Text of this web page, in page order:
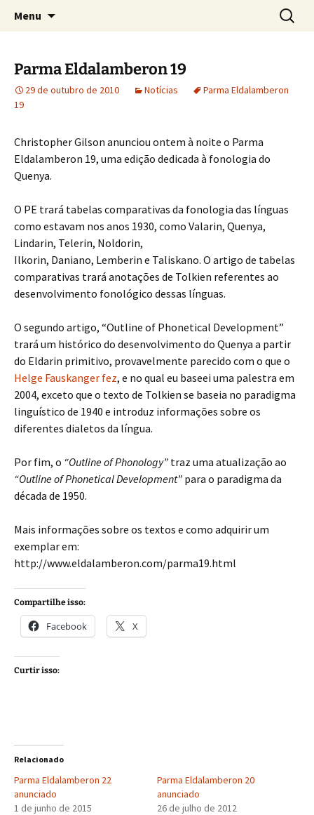
Tolkien e o Élfico
Sobre as línguas d'O Senhor dos Anéis
Menu
por:
Parma Eldalamberon 19
29 de outubro de 2010 Notícias
Parma Eldalamberon
19
Christopher Gilson anunciou ontem à noite o Parma
Eldalamberon 19, uma edição dedicada à fonologia do
Quenya.
O PE trará tabelas comparativas da fonologia das línguas
como estavam nos anos 1930, como Valarin, Quenya,
Lindarin, Telerin, Noldorin,
Ilkorin, Daniano, Lemberin e Taliskano. O artigo de tabelas
comparativas trará anotações de Tolkien referentes ao
desenvolvimento fonológico dessas línguas.
O segundo artigo, “Outline of Phonetical Development”
trará um histórico do desenvolvimento do Quenya a partir
do Eldarin primitivo, provavelmente parecido com o que o
Helge Fauskanger fez, e no qual eu baseei uma palestra em
2004, exceto que o texto de Tolkien se baseia no paradigma
linguístico de 1940 e introduz informações sobre os
diferentes dialetos da língua.
Por fim, o “Outline of Phonology” traz uma atualização ao
“Outline of Phonetical Development” para o paradigma da
década de 1950.
Mais informações sobre os textos e como adquirir um
exemplar em:
http://www.eldalamberon.com/parma19.html
Compartilhe isso:
Facebook X
Curtir isso:
Relacionado
Parma Eldalamberon 22
anunciado
1 de junho de 2015
Parma Eldalamberon 20
anunciado
26 de julho de 2012